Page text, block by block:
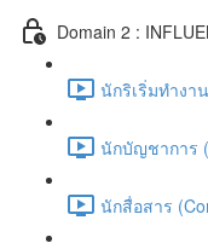
Domain 2 :
นักริเริ่มทำงา
นักบัญชาการ
นักสื่อสาร